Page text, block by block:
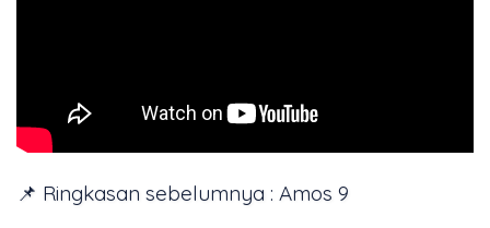
📌 Ringkasan sebelumnya : Amos 9